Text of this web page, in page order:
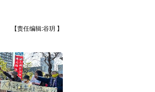
【责任编辑:谷玥 】